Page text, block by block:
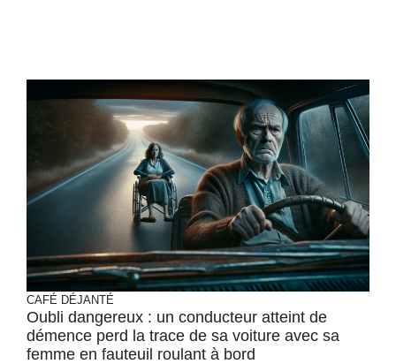
CAFÉ DÉJANTÉ
Oubli dangereux : un conducteur atteint de
démence perd la trace de sa voiture avec sa
femme en fauteuil roulant à bord